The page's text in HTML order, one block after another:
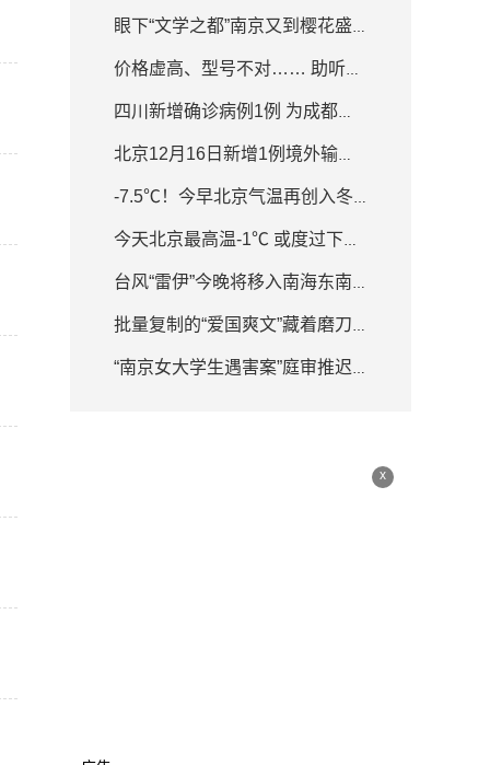
眼下“文学之都”南京又到樱花盛开的季节
价格虚高、型号不对…… 助听器质量良莠不齐
四川新增确诊病例1例 为成都入境人员隔离场所工作人员
北京12月16日新增1例境外输入确诊病例
-7.5℃！今早北京气温再创入冬新低 白天最高气温-1℃
今天北京最高温-1℃ 或度过下半年来最冷白天
台风“雷伊”今晚将移入南海东南部海面 强度逐渐增强
批量复制的“爱国爽文”藏着磨刀霍霍
“南京女大学生遇害案”庭审推迟 律师详解何为排除非法证据
x